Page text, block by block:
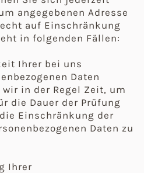
angegebenen Adresse
auf Einschränkung
in folgenden Fällen:
Ihrer bei uns
Daten
in der Regel Zeit, um
die Dauer der Prüfung
Einschränkung der
Daten zu
Ihrer